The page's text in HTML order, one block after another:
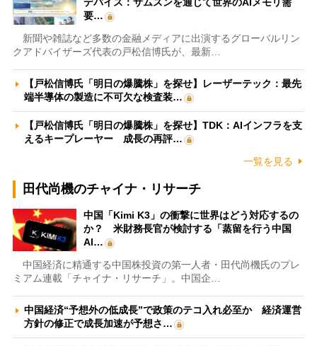
要…
新聞や雑誌など多数の金融メディアに出演するグローバルリン
クアドバイザーズ代表の戸松信博氏が、最新…
【戸松信博氏「明日の爆騰株」を探せ】レーザーテック：最先
端半導体の製造に不可欠な検査装…
【戸松信博氏「明日の爆騰株」を探せ】TDK：AIインフラを支
えるキープレーヤー 成長の再評…
一覧を見る
田代尚機のチャイナ・リサーチ
中国「Kimi K3」の衝撃に世界はどう対応するの
か？ 米財務長官が検討する「蒸留を行う中国
AI…
中国経済に精通する中国株投資の第一人者・田代尚機氏のプレ
ミアム連載「チャイナ・リサーチ」。中国企…
中国経済“予想外の低成長”で政策のテコ入れ必至か 経済運営
方針の修正で成長加速が予想さ…